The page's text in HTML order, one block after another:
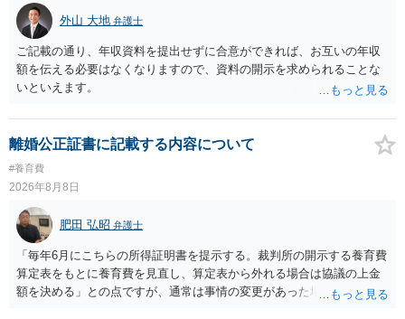
外山 大地 弁護士
ご記載の通り、年収資料を提出せずに合意ができれば、お互いの年収
額を伝える必要はなくなりますので、資料の開示を求められることな
いといえます。
離婚公正証書に記載する内容について
#養育費
2026年8月8日
肥田 弘昭 弁護士
「毎年6月にこちらの所得証明書を提示する。裁判所の開示する養育費
算定表をもとに養育費を見直し、算定表から外れる場合は協議の上金
額を決める」との点ですが、通常は事情の変更があった場合に変更し